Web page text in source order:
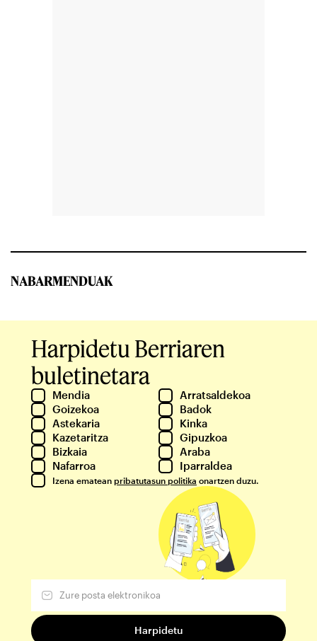
NABARMENDUAK
Harpidetu Berriaren
buletinetara
Mendia
Arratsaldekoa
Goizekoa
Badok
Astekaria
Kinka
Kazetaritza
Gipuzkoa
Bizkaia
Araba
Nafarroa
Iparraldea
Izena ematean pribatutasun politika onartzen duzu.